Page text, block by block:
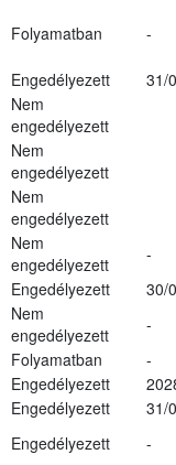
Folyamatban -
Engedélyezett
31/
Nem
engedélyezett
Nem
engedélyezett
Nem
engedélyezett
Nem
engedélyezett
-
Engedélyezett
30/
Nem
engedélyezett
-
Folyamatban
-
Engedélyezett
Engedélyezett
31/
Engedélyezett -